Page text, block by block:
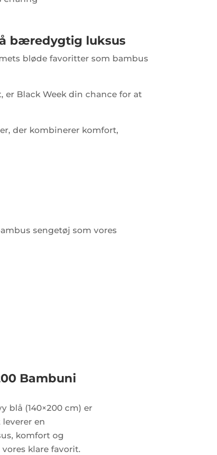
bæredygtig luksus
bløde favoritter som bambus
Black Week din chance for at
der kombinerer komfort,
sengetøj som vores
Bambuni
blå (140×200 cm) er
leverer en
komfort og
klare favorit.